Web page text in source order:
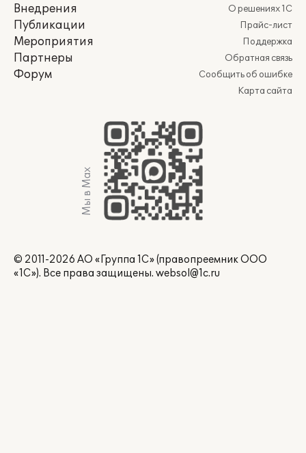
Внедрения
Публикации
Мероприятия
Партнеры
Форум
О решениях 1С
Прайс-лист
Поддержка
Обратная связь
Сообщить об ошибке
Карта сайта
Мы в Max
© 2011-2026 АО «Группа 1С» (правопреемник ООО
«1С»). Все права защищены. websol@1c.ru